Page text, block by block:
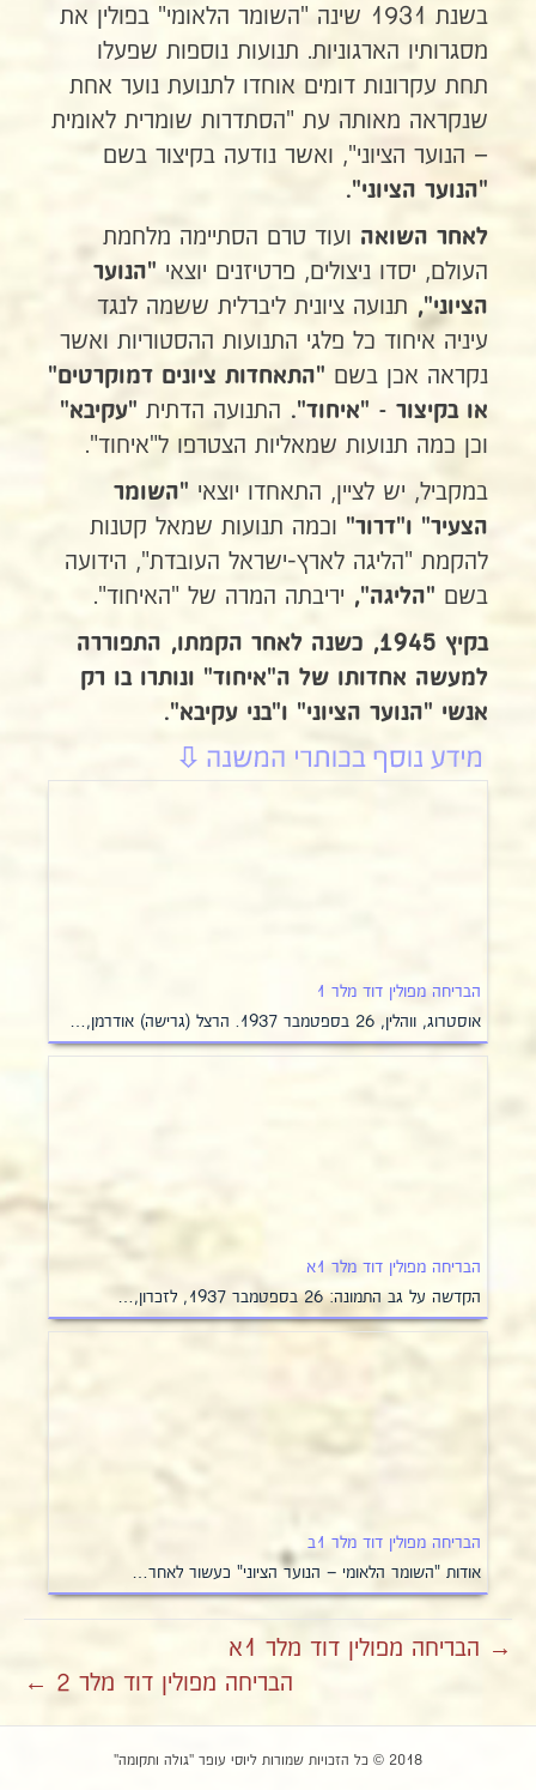
בשנת 1931 שינה "השומר הלאומי" בפולין את
מסגרותיו הארגוניות. תנועות נוספות שפעלו
תחת עקרונות דומים אוחדו לתנועת נוער אחת
שנקראה מאותה עת "הסתדרות שומרית לאומית
– הנוער הציוני", ואשר נודעה בקיצור בשם
"הנוער הציוני".
לאחר השואה ועוד טרם הסתיימה מלחמת
העולם, יסדו ניצולים, פרטיזנים יוצאי "הנוער
הציוני", תנועה ציונית ליברלית ששמה לנגד
עיניה איחוד כל פלגי התנועות ההסטוריות ואשר
נקראה אכן בשם "התאחדות ציונים דמוקרטים"
או בקיצור - "איחוד". התנועה הדתית "עקיבא"
וכן כמה תנועות שמאליות הצטרפו ל"איחוד".
במקביל, יש לציין, התאחדו יוצאי "השומר
הצעיר" ו"דרור" וכמה תנועות שמאל קטנות
להקמת "הליגה לארץ-ישראל העובדת", הידועה
בשם "הליגה", יריבתה המרה של "האיחוד".
בקיץ 1945, כשנה לאחר הקמתו, התפוררה
למעשה אחדותו של ה"איחוד" ונותרו בו רק
אנשי "הנוער הציוני" ו"בני עקיבא".
הבריחה מפולין דוד מלר 1
אוסטרוג, ווהלין, 26 בספטמבר 1937. הרצל (גרישה) אודרמן,…
הבריחה מפולין דוד מלר 1א
הקדשה על גב התמונה: 26 בספטמבר 1937, לזכרון,…
הבריחה מפולין דוד מלר 1ב
אודות "השומר הלאומי – הנוער הציוני" כעשור לאחר…
→ הבריחה מפולין דוד מלר 1א
הבריחה מפולין דוד מלר 2 ←
2018 © כל הזכויות שמורות ליוסי עופר "גולה ותקומה"